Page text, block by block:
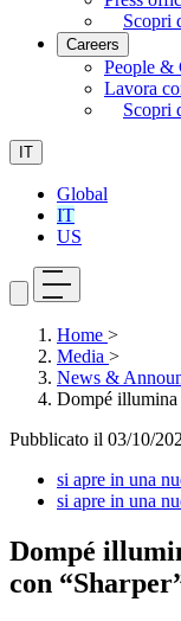
Scopri
Careers
People &
Lavora
Scopri
IT
Global
IT
US
Home >
Media >
News &
Dompé illumina
Pubblicato il 03/10/
si apre in una
si apre in una
Dompé
con